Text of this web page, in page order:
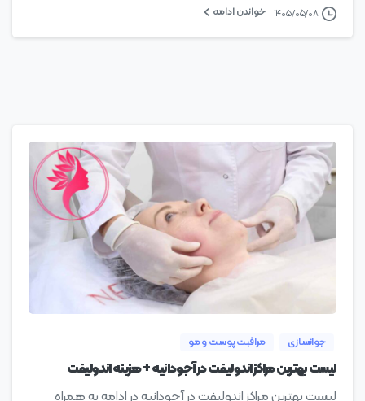
۱۴۰۵/۰۵/۰۸ خواندن ادامه
جوانسازی مراقبت پوست و مو
لیست بهترین مراکز اندولیفت در آجودانیه + هزینه اندولیفت